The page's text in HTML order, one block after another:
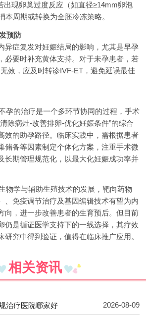
出现卵巢过度反应（如直径≥14mm卵泡
本周期或转换为全胚冷冻策略。
预防
异症复发对妊娠结局的影响，尤其是早孕
必要时补充黄体支持。对于未孕患者，若
效，应及时转诊IVF-ET，避免延误最佳
孕的治疗是一个多环节协同的过程，手术
除病灶-改善排卵-优化妊娠条件”的综合
效的助孕路径。临床实践中，需根据患者
储备等因素制定个体化方案，注重手术微
长期管理规范化，以最大化妊娠成功率并
物学与辅助生殖技术的发展，靶向药物
、免疫调节治疗及基因编辑技术有望为内
向，进一步改善患者的生育预后。但目前
仍是循证医学支持下的一线选择，其疗效
研究中得到验证，值得在临床推广应用。
相关资讯
治疗医院哪家好 2026-08-09